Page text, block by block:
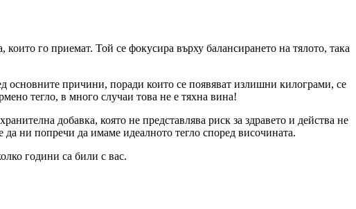
които го приемат. Той се фокусира върху балансирането на тялото, така
основните причини, поради които се появяват излишни килограми, се
тегло, в много случаи това не е тяхна вина!
добавка, която не представлява риск за здравето и действа не
ни попречи да имаме идеалното тегло според височината.
години са били с вас.